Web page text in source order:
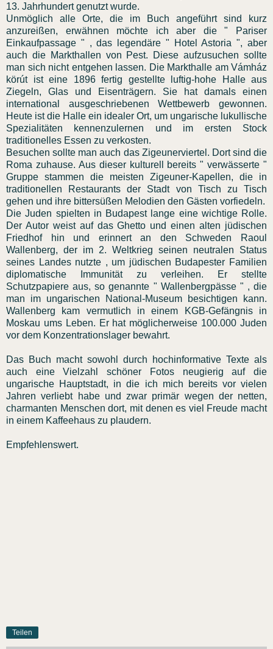
13. Jahrhundert genutzt wurde.
Unmöglich alle Orte, die im Buch angeführt sind kurz
anzureißen, erwähnen möchte ich aber die " Pariser
Einkaufpassage " , das legendäre " Hotel Astoria ", aber
auch die Markthallen von Pest. Diese aufzusuchen sollte
man sich nicht entgehen lassen. Die Markthalle am Vámház
körút ist eine 1896 fertig gestellte luftig-hohe Halle aus
Ziegeln, Glas und Eisenträgern. Sie hat damals einen
international ausgeschriebenen Wettbewerb gewonnen.
Heute ist die Halle ein idealer Ort, um ungarische lukullische
Spezialitäten kennenzulernen und im ersten Stock
traditionelles Essen zu verkosten.
Besuchen sollte man auch das Zigeunerviertel. Dort sind die
Roma zuhause. Aus dieser kulturell bereits " verwässerte "
Gruppe stammen die meisten Zigeuner-Kapellen, die in
traditionellen Restaurants der Stadt von Tisch zu Tisch
gehen und ihre bittersüßen Melodien den Gästen vorfiedeln.
Die Juden spielten in Budapest lange eine wichtige Rolle.
Der Autor weist auf das Ghetto und einen alten jüdischen
Friedhof hin und erinnert an den Schweden Raoul
Wallenberg, der im 2. Weltkrieg seinen neutralen Status
seines Landes nutzte , um jüdischen Budapester Familien
diplomatische Immunität zu verleihen. Er stellte
Schutzpapiere aus, so genannte " Wallenbergpässe " , die
man im ungarischen National-Museum besichtigen kann.
Wallenberg kam vermutlich in einem KGB-Gefängnis in
Moskau ums Leben. Er hat möglicherweise 100.000 Juden
vor dem Konzentrationslager bewahrt.
Das Buch macht sowohl durch hochinformative Texte als
auch eine Vielzahl schöner Fotos neugierig auf die
ungarische Hauptstadt, in die ich mich bereits vor vielen
Jahren verliebt habe und zwar primär wegen der netten,
charmanten Menschen dort, mit denen es viel Freude macht
in einem Kaffeehaus zu plaudern.
Empfehlenswert.
Teilen